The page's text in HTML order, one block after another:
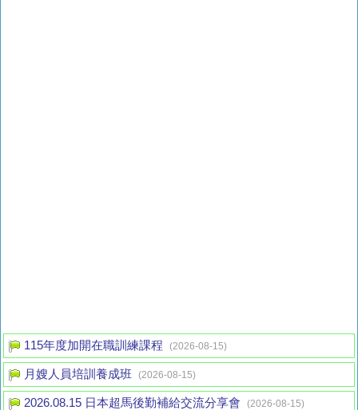
115年度加開在職訓練課程 (2026-08-15)
月嫂人員培訓養成班 (2026-08-15)
2026.08.15 日本超馬後勤補給交流分享會 (2026-08-15)